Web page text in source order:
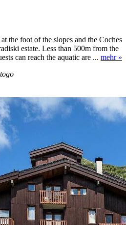
the foot of the slopes and the Coches
estate. Less than 500m from the
can reach the aquatic are ... mehr »